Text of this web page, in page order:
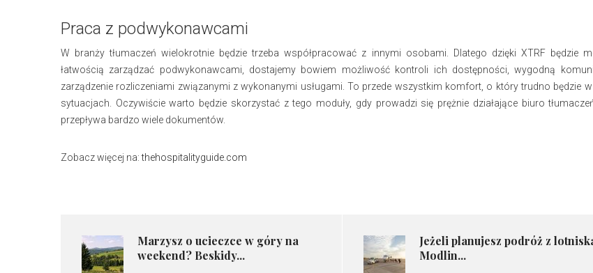
Praca z podwykonawcami
W branży tłumaczeń wielokrotnie będzie trzeba współpracować z innymi osobami. Dlatego dzięki XTRF będzie
łatwością zarządzać podwykonawcami, dostajemy bowiem możliwość kontroli ich dostępności, wygodną
zarządzenie rozliczeniami związanymi z wykonanymi usługami. To przede wszystkim komfort, o który trudno będzie
sytuacjach. Oczywiście warto będzie skorzystać z tego moduły, gdy prowadzi się prężnie działające biuro
przepływa bardzo wiele dokumentów.
Zobacz więcej na:thehospitalityguide.com
​Marzysz o ucieczce w góry na
weekend? Beskidy...
Jeżeli planujesz podróż z
Modlin...